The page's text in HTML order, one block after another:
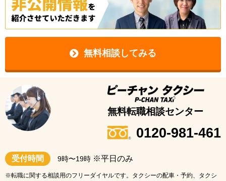
無料相談してみる
無料転職相談センター
0120-981-461
受付時間 9時〜19時 ※平日のみ
※転職に関する相談用のフリーダイヤルです。タクシーの配車・予約、タクシ